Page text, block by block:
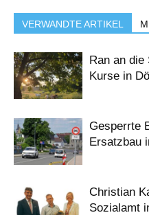
VERWANDTE ARTIKEL
Ran an die
Kurse in
Gesperrte
Ersatzbau
Christian
Sozialamt